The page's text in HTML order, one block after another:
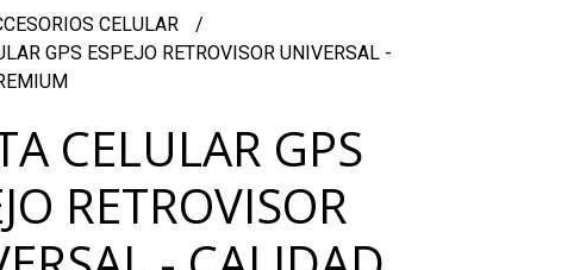
CELULAR
GPS ESPEJO RETROVISOR UNIVERSAL -
CELULAR GPS
RETROVISOR